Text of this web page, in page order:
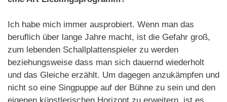
Ich habe mich immer ausprobiert. Wenn man das
beruflich über lange Jahre macht, ist die Gefahr groß,
zum lebenden Schallplattenspieler zu werden
beziehungsweise dass man sich dauernd wiederholt
und das Gleiche erzählt. Um dagegen anzukämpfen und
nicht so eine Singpuppe auf der Bühne zu sein und den